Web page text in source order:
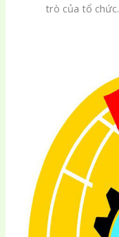
trò của tổ chức.